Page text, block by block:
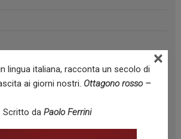
lingua italiana, racconta un secolo di
ai giorni nostri. Ottagono rosso –
Scritto da Paolo Ferrini
×